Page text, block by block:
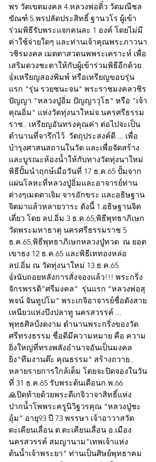
พร วัดเขตมงคล 4.หลวงพ่อติ๋ว วัดมณีชล
ขัณฑ์ 5.พรปลัดประสิทธิ์ ฐานวโร ผู้เข้า
ร่วมพิธีรับพระแจกคนละ 1 องค์ โดยไม่มี
ค่าใช้จ่ายใดๆ และท่านเจ้าคุณพระภาวนา
วชิรมงคล เมตตาสวดนพพระเคราะห์ เพื่อ
เสริมดวงชะตาให้กับผู้เข้าร่วมพิธีอีกด้วย
👍เหรียญสองพิมพ์ หรือเหรียญขอบรุ่น
แรก​ "รุ่น รวยชนะจน" พระราชมงคลวชิร
ปัญญา "หลวงปู่อิ่ม ปัญญาวุโธ" หรือ "เจ้า
คุณอิ่ม​" แห่งวัดทุ่งนาใหม่จ.นครศรีธรรม
ราช.. เหรียญอันทรงคุณค่า​ ต่อไปจะเป็น
ตำนานที่จารึกไว้  วัตถุประสงค์ดี ... เพื่อ
บำรุงศาสนสถานในวัด และเพื่อจัดสร้าง​
และบูรณะห้องน้ำให้กับทางวัดทุ่งนาใหม่
พิธีปั้มนำฤกษ์เมื่อวันที่ 17 ธ.ค.65 ปั้มจาก
แผ่นโลหะที่หลวงปู่อิ่มและอาจารย์ท่าน
ต่างๆเมตตาเจิม จารอักขระ และอธิษฐาน
จิตมาแล้วหลายวาระ ดังนี้ 1.อธิษฐานจิต
เดี่ยว โดย ลป.อิ่ม 3 ธ.ค.65,พิธีพุทธาภิเษก
วัดพระมหาธาตุ นครศรีธรรมราช 5
ธ.ค.65,พิธีพุทธาภิเษกหลวงปู่ทวด  ณ ยอด
เขาธง 12 ธ.ค.65 และพิธีเททองหล่อ
ลป.อิ่ม ณ วัดทุ่งนาใหม่ 13 ธ.ค.65
👍นับถอยหลังการสั่งจองแล้ว!!! พระกริ่ง
จักรพรรดิ”ศรีมงคล”  รุ่นแรก “หลวงพ่อสุ
พจน์ จันทูปโม" พระเกจิอาจารย์ชื่อดังสาย
เหนียวแห่งบึงปลาทู นครสวรรค์ ...
พุทธศิลป์งดงาม ตำนานพระกริ่งของวัด
ศรีทรงธรรม ชื่อดีมีความหมาย คือ ความ
ยิ่งใหญ่ที่ทรงพลังอำนาจอันเป็นมงคล
ยิ่ง"ทีมงานต๊ะ คุณธรรม" สร้างถวาย..
หลายรายการใกล้เต็ม โดยจะปิดจองในวัน
ที่ 31 ธ.ค.65 รับพระต้นเดือนก.พ.66
🙏ปิดท้ายด้วยพระดีเกจิวาจาสิทธิ์แห่ง
ปากน้ำโพพระครูนิวิฐวรคุณ “หลวงปู่ชะ
อุ้ม” อายุ93 ปี 73 พรรษา เจ้าอาวาสวัด
ตะเคียนเลื่อน ต.ตะเคียนเลื่อน อ.เมือง
นครสวรรค์ สมญานาม"เทพเจ้าแห่ง
ต้นน้ำเจ้าพระยา" ท่านเป็นศิษย์พุทธาคม